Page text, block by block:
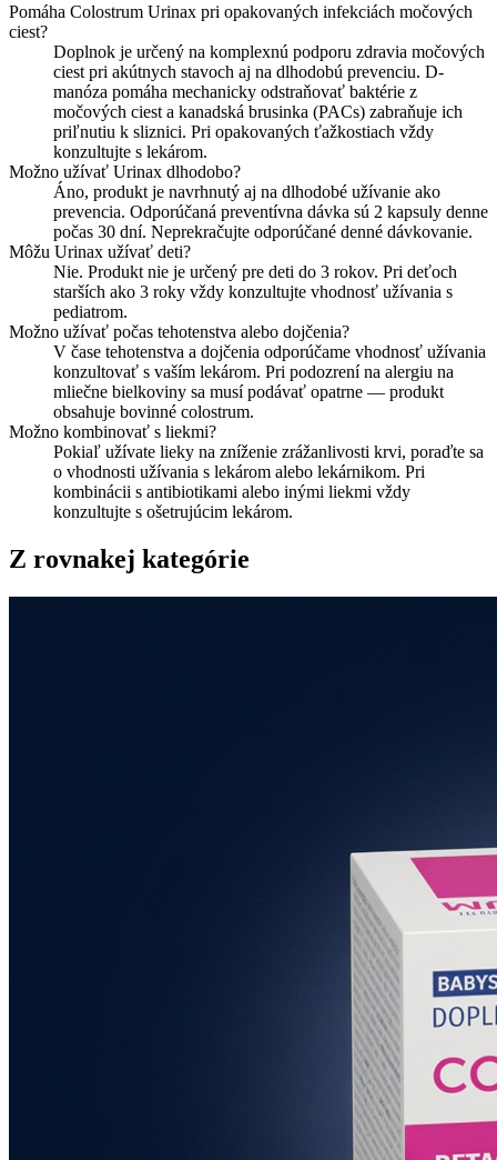
Pomáha Colostrum Urinax pri opakovaných infekciách močových
ciest?
Doplnok je určený na komplexnú podporu zdravia močových
ciest pri akútnych stavoch aj na dlhodobú prevenciu. D-
manóza pomáha mechanicky odstraňovať baktérie z
močových ciest a kanadská brusinka (PACs) zabraňuje ich
priľnutiu k sliznici. Pri opakovaných ťažkostiach vždy
konzultujte s lekárom.
Možno užívať Urinax dlhodobo?
Áno, produkt je navrhnutý aj na dlhodobé užívanie ako
prevencia. Odporúčaná preventívna dávka sú 2 kapsuly denne
počas 30 dní. Neprekračujte odporúčané denné dávkovanie.
Môžu Urinax užívať deti?
Nie. Produkt nie je určený pre deti do 3 rokov. Pri deťoch
starších ako 3 roky vždy konzultujte vhodnosť užívania s
pediatrom.
Možno užívať počas tehotenstva alebo dojčenia?
V čase tehotenstva a dojčenia odporúčame vhodnosť užívania
konzultovať s vaším lekárom. Pri podozrení na alergiu na
mliečne bielkoviny sa musí podávať opatrne — produkt
obsahuje bovinné colostrum.
Možno kombinovať s liekmi?
Pokiaľ užívate lieky na zníženie zrážanlivosti krvi, poraďte sa
o vhodnosti užívania s lekárom alebo lekárnikom. Pri
kombinácii s antibiotikami alebo inými liekmi vždy
konzultujte s ošetrujúcim lekárom.
Z rovnakej kategórie